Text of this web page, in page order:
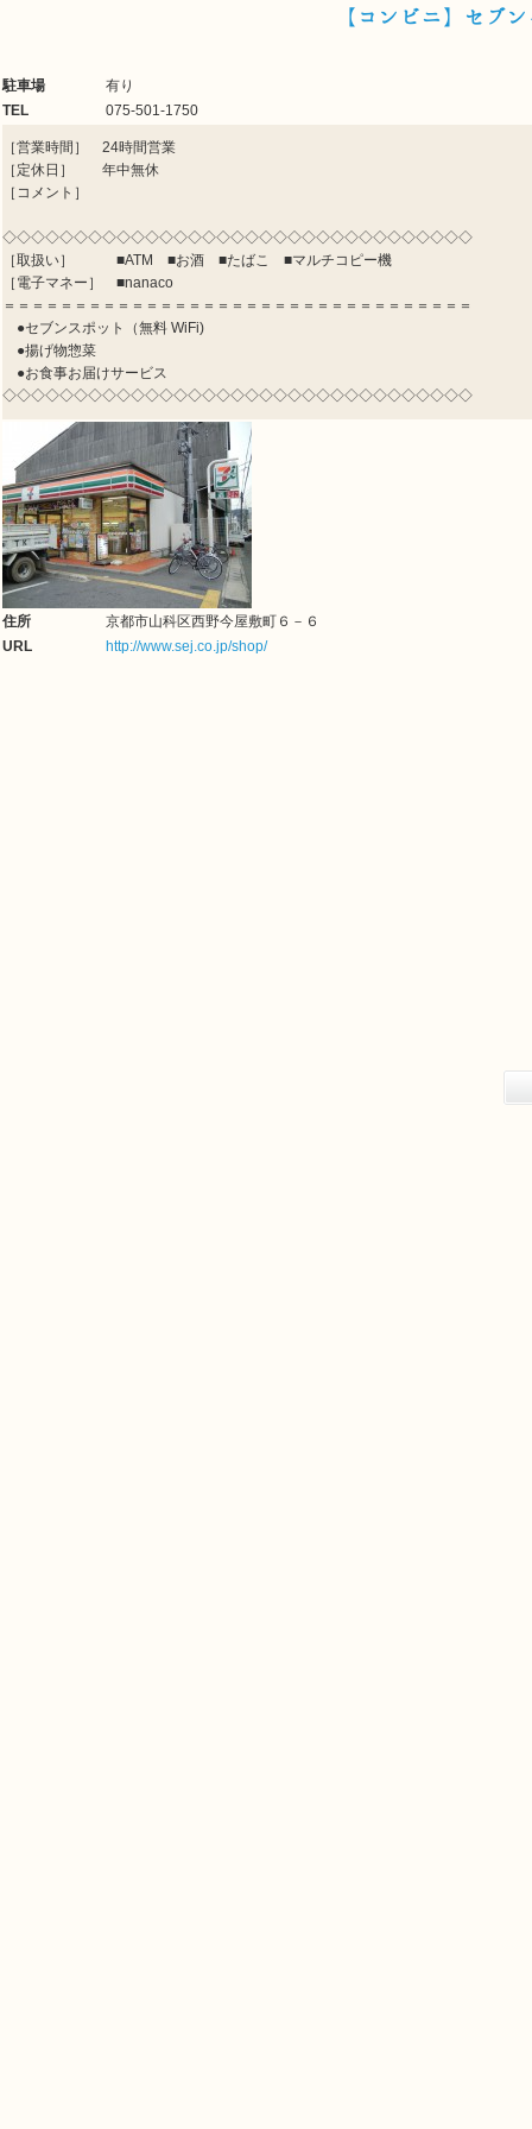
【コンビニ】セブ
駐車場
有り
TEL
075-501-1750
［営業時間］ 24時間営業
［定休日］ 年中無休
［コメント］
◇◇◇◇◇◇◇◇◇◇◇◇◇◇◇◇◇◇◇◇◇◇◇◇◇◇◇◇◇◇◇◇◇
［取扱い］ ■ATM ■お酒 ■たばこ ■マルチコピー機
［電子マネー］ ■nanaco
＝＝＝＝＝＝＝＝＝＝＝＝＝＝＝＝＝＝＝＝＝＝＝＝＝＝＝＝＝＝＝＝＝
●セブンスポット（無料 WiFi)
●揚げ物惣菜
●お食事お届けサービス
◇◇◇◇◇◇◇◇◇◇◇◇◇◇◇◇◇◇◇◇◇◇◇◇◇◇◇◇◇◇◇◇◇
住所
京都市山科区西野今屋敷町６－６
URL
http://www.sej.co.jp/shop/